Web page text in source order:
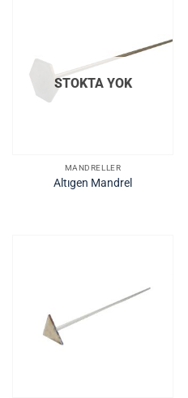
STOKTA YOK
MANDRELLER
Altıgen Mandrel